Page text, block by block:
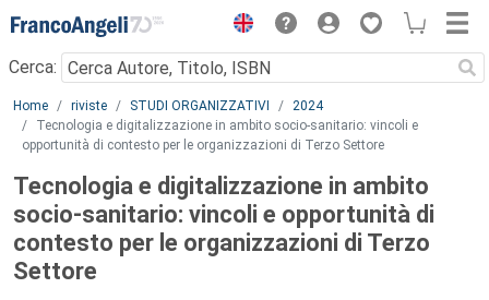
Menu
Cerca:
Main content
Home riviste STUDI ORGANIZZATIVI
2024
Tecnologia e digitalizzazione in ambito socio-sanitario: vincoli e
opportunità di contesto per le organizzazioni di Terzo Settore
Tecnologia e digitalizzazione in ambito
socio-sanitario: vincoli e opportunità di
contesto per le organizzazioni di Terzo
Settore